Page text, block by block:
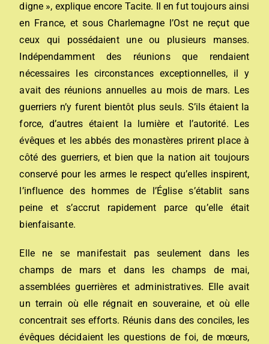
digne », explique encore Tacite. Il en fut toujours ainsi
en France, et sous Charlemagne l’Ost ne reçut que
ceux qui possédaient une ou plusieurs manses.
Indépendamment des réunions que rendaient
nécessaires les circonstances exceptionnelles, il y
avait des réunions annuelles au mois de mars. Les
guerriers n’y furent bientôt plus seuls. S’ils étaient la
force, d’autres étaient la lumière et l’autorité. Les
évêques et les abbés des monastères prirent place à
côté des guerriers, et bien que la nation ait toujours
conservé pour les armes le respect qu’elles inspirent,
l’influence des hommes de l’Église s’établit sans
peine et s’accrut rapidement parce qu’elle était
bienfaisante.
Elle ne se manifestait pas seulement dans les
champs de mars et dans les champs de mai,
assemblées guerrières et administratives. Elle avait
un terrain où elle régnait en souveraine, et où elle
concentrait ses efforts. Réunis dans des conciles, les
évêques décidaient les questions de foi, de mœurs,